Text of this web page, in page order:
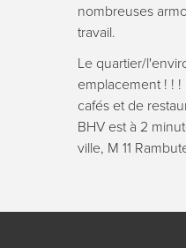
nombreuses
travail.
Le quartier/
emplacement ! !
cafés et de
BHV est à 2
ville, M 11